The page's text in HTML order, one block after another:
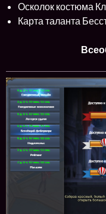
Осколок костюма
Карта таланта